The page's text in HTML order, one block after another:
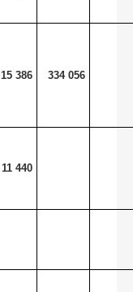
15 386 334 056
11 440